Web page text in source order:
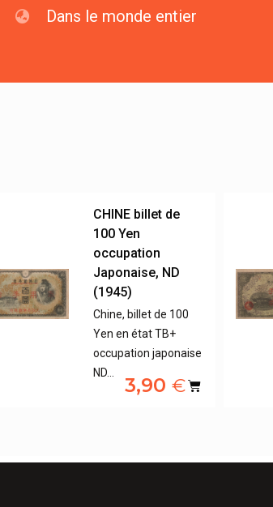
Dans le monde entier
CHINE billet de
100 Yen
occupation
Japonaise, ND
(1945)
Chine, billet de 100
Yen en état TB+
occupation japonaise
ND…
3,90 €